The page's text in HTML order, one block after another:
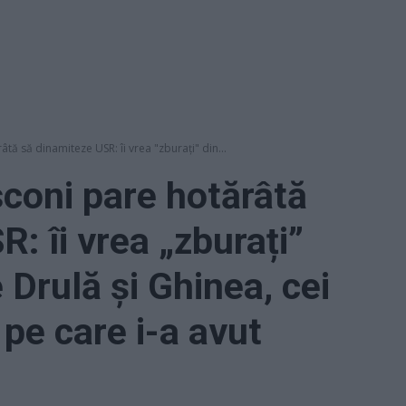
să dinamiteze USR: îi vrea "zburați" din...
pare hotărâtă
îi vrea „zburați”
și Ghinea, cei
care i-a avut